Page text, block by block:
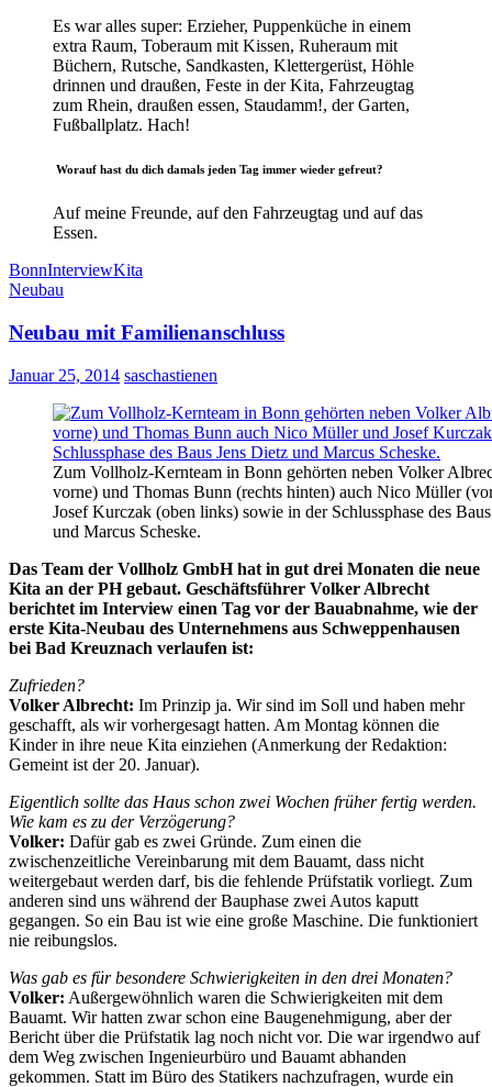
Es war alles super: Erzieher, Puppenküche in einem
extra Raum, Toberaum mit Kissen, Ruheraum mit
Büchern, Rutsche, Sandkasten, Klettergerüst, Höhle
drinnen und draußen, Feste in der Kita, Fahrzeugtag
zum Rhein, draußen essen, Staudamm!, der Garten,
Fußballplatz. Hach!
Worauf hast du dich damals jeden Tag immer wieder gefreut?
Auf meine Freunde, auf den Fahrzeugtag und auf das
Essen.
BonnInterviewKita
Neubau
Neubau mit Familienanschluss
Januar 25, 2014 saschastienen
Zum Vollholz-Kernteam in Bonn gehörten neben Volker
vorne) und Thomas Bunn (rechts hinten) auch Nico Müller
Josef Kurczak (oben links) sowie in der Schlussphase des
und Marcus Scheske.
Das Team der Vollholz GmbH hat in gut drei Monaten die neue
Kita an der PH gebaut. Geschäftsführer Volker Albrecht
berichtet im Interview einen Tag vor der Bauabnahme, wie der
erste Kita-Neubau des Unternehmens aus Schweppenhausen
bei Bad Kreuznach verlaufen ist:
Zufrieden?
Volker Albrecht: Im Prinzip ja. Wir sind im Soll und haben mehr
geschafft, als wir vorhergesagt hatten. Am Montag können die
Kinder in ihre neue Kita einziehen (Anmerkung der Redaktion:
Gemeint ist der 20. Januar).
Eigentlich sollte das Haus schon zwei Wochen früher fertig werden.
Wie kam es zu der Verzögerung?
Volker: Dafür gab es zwei Gründe. Zum einen die
zwischenzeitliche Vereinbarung mit dem Bauamt, dass nicht
weitergebaut werden darf, bis die fehlende Prüfstatik vorliegt. Zum
anderen sind uns während der Bauphase zwei Autos kaputt
gegangen. So ein Bau ist wie eine große Maschine. Die funktioniert
nie reibungslos.
Was gab es für besondere Schwierigkeiten in den drei Monaten?
Volker: Außergewöhnlich waren die Schwierigkeiten mit dem
Bauamt. Wir hatten zwar schon eine Baugenehmigung, aber der
Bericht über die Prüfstatik lag noch nicht vor. Die war irgendwo auf
dem Weg zwischen Ingenieurbüro und Bauamt abhanden
gekommen. Statt im Büro des Statikers nachzufragen, wurde ein